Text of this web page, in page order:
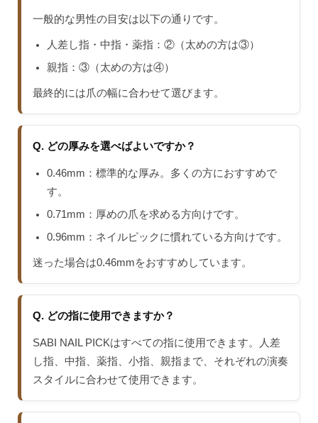
一般的な男性の目安は以下の通りです。
人差し指・中指・薬指：②（太めの方は③）
親指：③（太めの方は④）
最終的には爪の幅に合わせて選びます。
Q. どの厚みを選べばよいですか？
0.46mm：標準的な厚み。多くの方におすすめで
す。
0.71mm：厚めの爪を求める方向けです。
0.96mm：ネイルピックに慣れている方向けです。
迷った場合は0.46mmをおすすめしています。
Q. どの指に使用できますか？
SABI NAIL PICKはすべての指に使用できます。人差
し指、中指、薬指、小指、親指まで、それぞれの演奏
スタイルに合わせて使用できます。